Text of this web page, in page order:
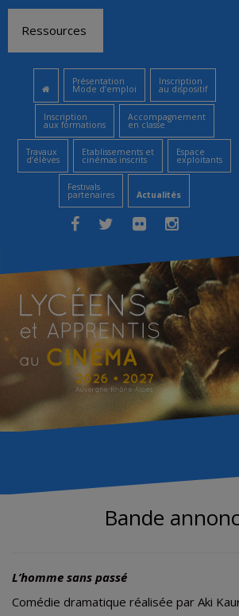
contenu
Ressources
Présentation
Mode d’emploi
Inscription
au dispositif
Inscription
aux formations
Accompagnement
en classe
Travaux
d’élèves
Etablissements et
cinémas inscrits
Espace
exploitants
Festivals
partenaires Actualités
Bande
L’homme sans passé
Comédie dramatique réalisée par Aki